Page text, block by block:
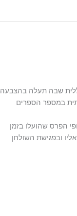
כללית שבה תעלה בהצבעה
במספר הספרים
הפרס שהועלו בזמן
ובפגישת השולחן